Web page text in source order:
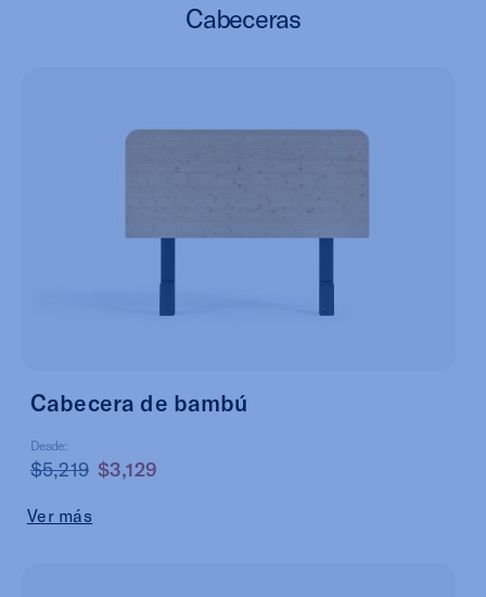
Cabeceras
Cabecera de bambú
Desde:
$5,219 $3,129
Ver más